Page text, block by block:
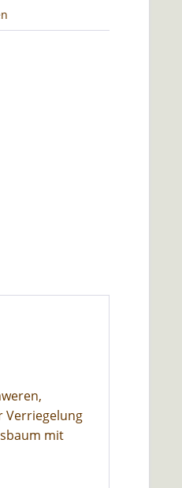
Verriegelung
mit